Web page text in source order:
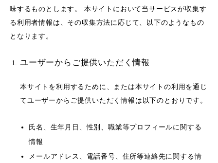
味するものとします。 本サイトにおいて当サービスが収集す
る利用者情報は、その収集方法に応じて、以下のようなもの
となります。
ユーザーからご提供いただく情報
本サイトを利用するために、または本サイトの利用を通じ
てユーザーからご提供いただく情報は以下のとおりです。
氏名、生年月日、性別、職業等プロフィールに関する
情報
メールアドレス、電話番号、住所等連絡先に関する情